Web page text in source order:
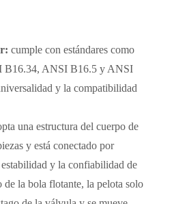
cumple con estándares como
B16.34, ANSI B16.5 y ANSI
y la compatibilidad
una estructura del cuerpo de
y está conectado por
y la confiabilidad de
la bola flotante, la pelota solo